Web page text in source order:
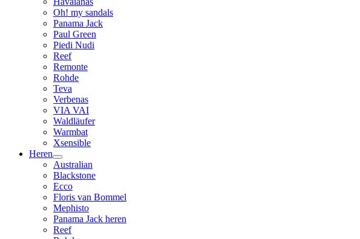
Oh! my sandals
Panama Jack
Paul Green
Piedi Nudi
Reef
Remonte
Rohde
Teva
Verbenas
VIA VAI
Waldläufer
Warmbat
Xsensible
Heren
Australian
Blackstone
Ecco
Floris van Bommel
Mephisto
Panama Jack heren
Reef